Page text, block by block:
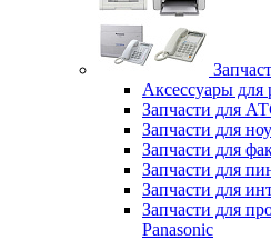
Аксессуары для
Запчасти для
Запчасти для
Запчасти для
Запчасти для
Запчасти для
Запчасти для
Panasonic